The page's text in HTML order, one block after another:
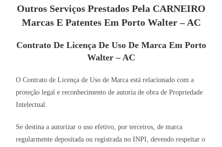
Outros Serviços Prestados Pela CARNEIRO
Marcas E Patentes Em Porto Walter – AC
Contrato De Licença De Uso De Marca Em Porto
Walter – AC
O Contrato de Licença de Uso de Marca está relacionado com a
proteção legal e reconhecimento de autoria de obra de Propriedade
Intelectual.
Se destina a autorizar o uso efetivo, por terceiros, de marca
regularmente depositada ou registrada no INPI, devendo respeitar o